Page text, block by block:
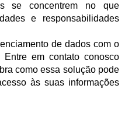
se concentrem no que
e responsabilidades
de dados com o
em contato conosco
como essa solução pode
às suas informações